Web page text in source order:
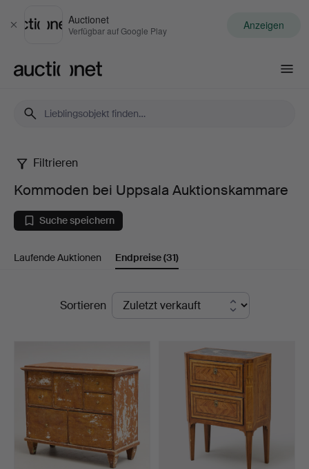
Schließen
Auctionet
Verfügbar auf Google Play Anzeigen
Kommoden
bei
Uppsala
Auktionskammare
Filtrieren
Kommoden bei Uppsala Auktionskammare
Suche speichern
Laufende Auktionen Endpreise(31)
EndpreiseSortieren